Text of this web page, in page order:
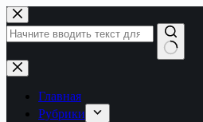
Перейти
к
сути
Ничего
не
найденоГлавная
Рубрики